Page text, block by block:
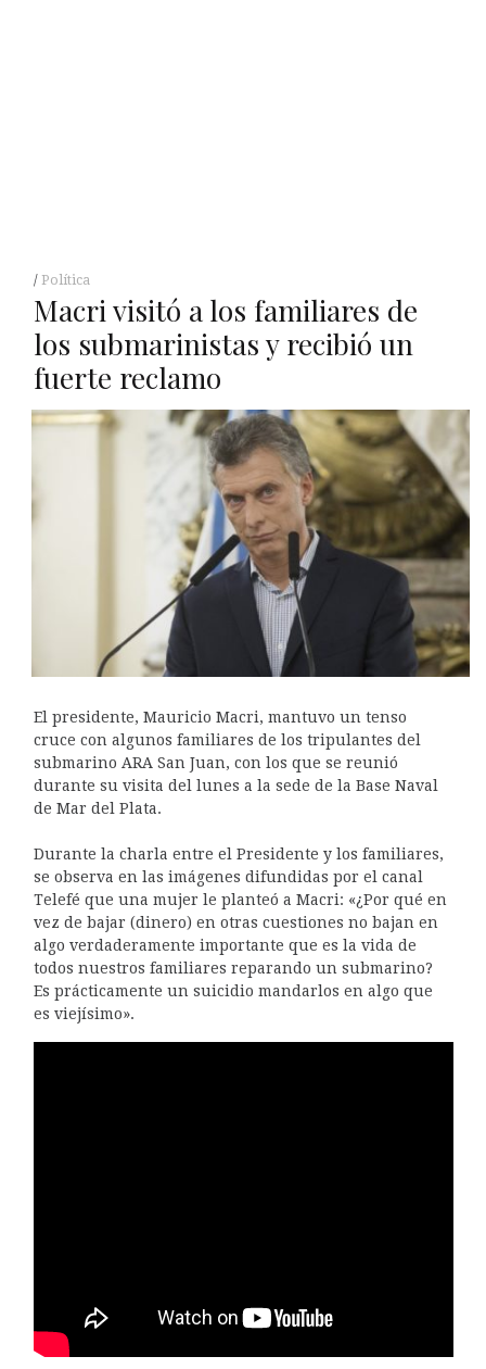
Política
Macri visitó a los familiares de
los submarinistas y recibió un
fuerte reclamo
El presidente, Mauricio Macri, mantuvo un tenso
cruce con algunos familiares de los tripulantes del
submarino ARA San Juan, con los que se reunió
durante su visita del lunes a la sede de la Base Naval
de Mar del Plata.
Durante la charla entre el Presidente y los familiares,
se observa en las imágenes difundidas por el canal
Telefé que una mujer le planteó a Macri: «¿Por qué en
vez de bajar (dinero) en otras cuestiones no bajan en
algo verdaderamente importante que es la vida de
todos nuestros familiares reparando un submarino?
Es prácticamente un suicidio mandarlos en algo que
es viejísimo».